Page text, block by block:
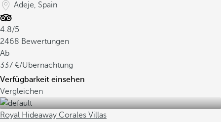
Adeje, Spain
4.8/5
2468 Bewertungen
Ab
337
/Übernachtung
Verfügbarkeit einsehen
Vergleichen
Royal Hideaway Corales Villas